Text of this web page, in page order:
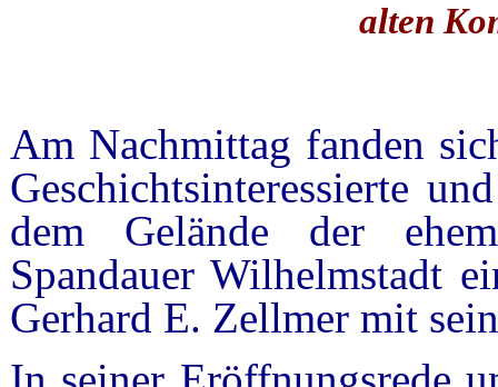
alten
Am Nachmittag fanden
Geschichtsinteressierte
dem Gelände der
Spandauer Wilhelmstadt
Gerhard E. Zellmer mit